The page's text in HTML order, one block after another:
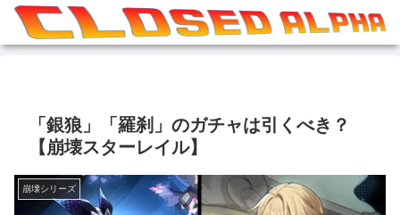
「銀狼」「羅刹」のガチャは引くべき？
【崩壊スターレイル】
崩壊シリーズ